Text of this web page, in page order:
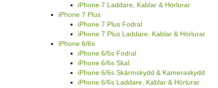
iPhone 7 Laddare, Kablar & Hörlurar
iPhone 7 Plus
iPhone 7 Plus Fodral
iPhone 7 Plus Laddare, Kablar & Hörlurar
iPhone 6/6s
iPhone 6/6s Fodral
iPhone 6/6s Skal
iPhone 6/6s Skärmskydd & Kameraskydd
iPhone 6/6s Laddare, Kablar & Hörlurar